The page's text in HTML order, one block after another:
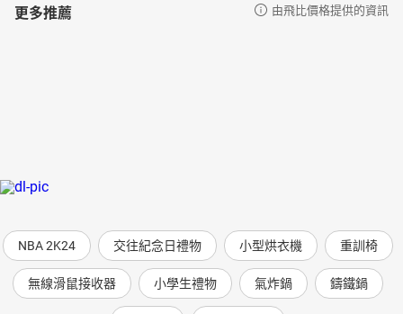
更多推薦 由飛比價格提供的資訊
NBA 2K24 交往紀念日禮物 小型烘衣機 重訓椅
無線滑鼠接收器 小學生禮物 氣炸鍋 鑄鐵鍋